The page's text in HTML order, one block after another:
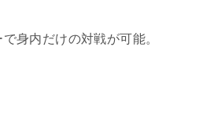
身内だけの対戦が可能。